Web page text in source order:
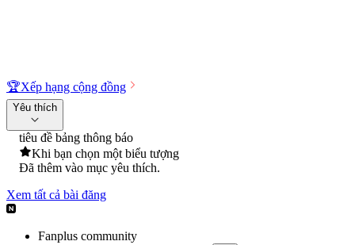
🏆Xếp hạng cộng đồng
Yêu thích
tiêu đề bảng thông báo
Khi bạn chọn một biểu tượng
Đã thêm vào mục yêu thích.
Xem tất cả bài đăng
Fanplus community